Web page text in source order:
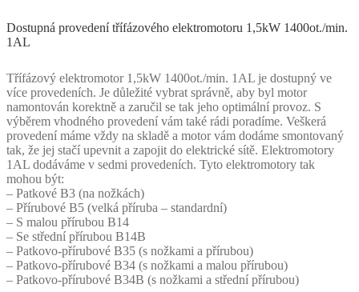
Dostupná provedení třífázového elektromotoru 1,5kW 1400ot./min.
1AL
Třífázový elektromotor 1,5kW 1400ot./min. 1AL je dostupný ve
více provedeních. Je důležité vybrat správně, aby byl motor
namontován korektně a zaručil se tak jeho optimální provoz. S
výběrem vhodného provedení vám také rádi poradíme. Veškerá
provedení máme vždy na skladě a motor vám dodáme smontovaný
tak, že jej stačí upevnit a zapojit do elektrické sítě. Elektromotory
1AL dodáváme v sedmi provedeních. Tyto elektromotory tak
mohou být:
– Patkové B3 (na nožkách)
– Přírubové B5 (velká příruba – standardní)
– S malou přírubou B14
– Se střední přírubou B14B
– Patkovo-přírubové B35 (s nožkami a přírubou)
– Patkovo-přírubové B34 (s nožkami a malou přírubou)
– Patkovo-přírubové B34B (s nožkami a střední přírubou)